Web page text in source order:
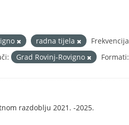
radna tijela
Grad Rovinj-Rovigno Formati:
razdoblju 2021. -2025.